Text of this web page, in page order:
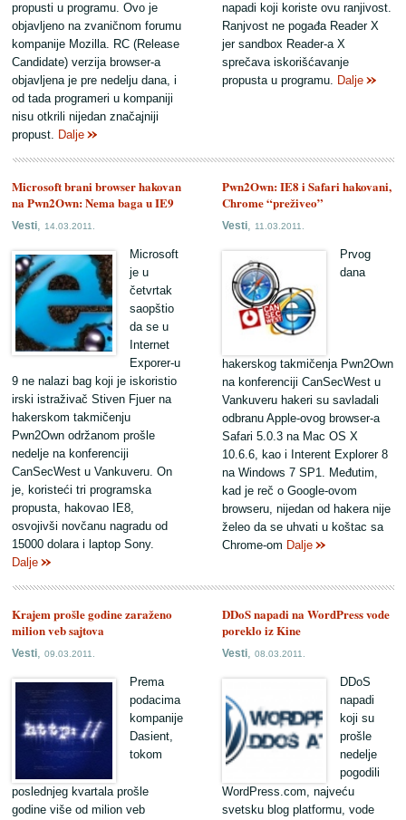
napadi koji koriste ovu ranjivost.
Ranjvost ne pogađa Reader X
jer sandbox Reader-a X
sprečava iskorišćavanje
propusta u programu. Dalje
propusti u programu. Ovo je
objavljeno na zvaničnom forumu
kompanije Mozilla. RC (Release
Candidate) verzija browser-a
objavljena je pre nedelju dana, i
od tada programeri u kompaniji
nisu otkrili nijedan značajniji
propust. Dalje
Pwn2Own: IE8 i Safari hakovani,
Chrome “preživeo”
Vesti,11.03.2011.
Prvog
dana
hakerskog takmičenja Pwn2Own
na konferenciji CanSecWest u
Vankuveru hakeri su savladali
odbranu Apple-ovog browser-a
Safari 5.0.3 na Mac OS X
10.6.6, kao i Interent Explorer 8
na Windows 7 SP1. Međutim,
kad je reč o Google-ovom
browseru, nijedan od hakera nije
želeo da se uhvati u koštac sa
Chrome-om Dalje
Microsoft brani browser hakovan
na Pwn2Own: Nema baga u IE9
Vesti,14.03.2011.
Microsoft
je u
četvrtak
saopštio
da se u
Internet
Exporer-u
9 ne nalazi bag koji je iskoristio
irski istraživač Stiven Fjuer na
hakerskom takmičenju
Pwn2Own održanom prošle
nedelje na konferenciji
CanSecWest u Vankuveru. On
je, koristeći tri programska
propusta, hakovao IE8,
osvojivši novčanu nagradu od
15000 dolara i laptop Sony.
Dalje
DDoS napadi na WordPress vode
poreklo iz Kine
Vesti,08.03.2011.
DDoS
napadi
koji su
prošle
nedelje
pogodili
WordPress.com, najveću
svetsku blog platformu, vode
Krajem prošle godine zaraženo
milion veb sajtova
Vesti,09.03.2011.
Prema
podacima
kompanije
Dasient,
tokom
poslednjeg kvartala prošle
godine više od milion veb